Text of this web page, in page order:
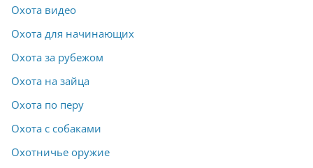
Охота видео
Охота для начинающих
Охота за рубежом
Охота на зайца
Охота по перу
Охота с собаками
Охотничье оружие